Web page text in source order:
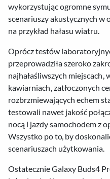
wykorzystując ogromne
scenariuszy akustycznych w
na przykład hałasu wiatru.
Oprócz testów
przeprowadziła szeroko
najhałaśliwszych miejscach,
kawiarniach, zatłoczonych
rozbrzmiewających echem
testowali nawet jakość
nocą i jazdy samochodem z
Wszystko po to, by
scenariuszach użytkowania.
Ostatecznie Galaxy Buds4